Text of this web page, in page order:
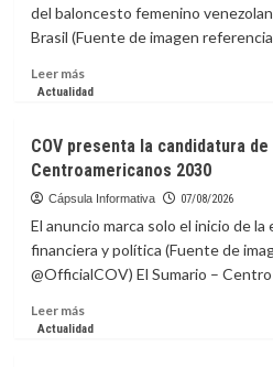
hasta
del baloncesto femenino
Brasil (Fuente de imagen
Leer másLeer
más
clasifica
a
la
AmeriCup
2027
Actualidad
COV presenta la candidatura
Centroamericanos 2030
Cápsula Informativa 07/08/2026
El anuncio marca solo el inicio de la
financiera y política (Fuente de
@OfficialCOV) El Sumario –
Leer másLeer
más
Actualidad